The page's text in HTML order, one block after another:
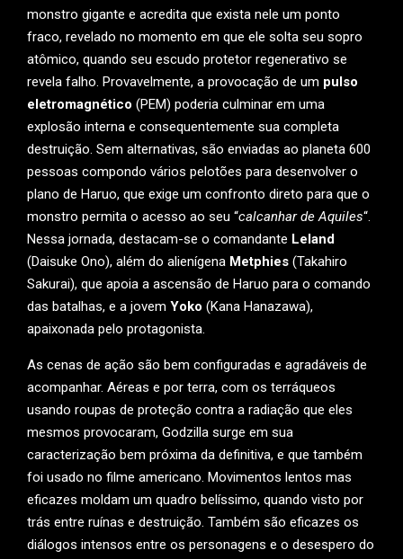
monstro gigante e acredita que exista nele um ponto
fraco, revelado no momento em que ele solta seu sopro
atômico, quando seu escudo protetor regenerativo se
revela falho. Provavelmente, a provocação de um pulso
eletromagnético (PEM) poderia culminar em uma
explosão interna e consequentemente sua completa
destruição. Sem alternativas, são enviadas ao planeta 600
pessoas compondo vários pelotões para desenvolver o
plano de Haruo, que exige um confronto direto para que o
monstro permita o acesso ao seu “calcanhar de Aquiles“.
Nessa jornada, destacam-se o comandante Leland
(Daisuke Ono), além do alienígena Metphies (Takahiro
Sakurai), que apoia a ascensão de Haruo para o comando
das batalhas, e a jovem Yoko (Kana Hanazawa),
apaixonada pelo protagonista.
As cenas de ação são bem configuradas e agradáveis de
acompanhar. Aéreas e por terra, com os terráqueos
usando roupas de proteção contra a radiação que eles
mesmos provocaram, Godzilla surge em sua
caracterização bem próxima da definitiva, e que também
foi usado no filme americano. Movimentos lentos mas
eficazes moldam um quadro belíssimo, quando visto por
trás entre ruínas e destruição. Também são eficazes os
diálogos intensos entre os personagens e o desespero do